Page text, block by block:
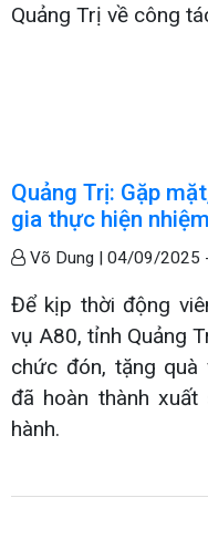
Quảng Trị về công
Quảng Trị: Gặp
gia thực hiện
Võ Dung | 04/09/2025
Để kịp thời động
vụ A80, tỉnh Quảng
chức đón, tặng
đã hoàn thành
hành.